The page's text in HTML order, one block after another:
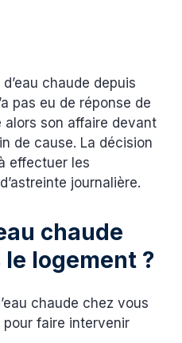
chaude depuis
pas eu de réponse de
alors son affaire devant
de cause. La décision
effectuer les
journalière.
chaude
logement ?
chaude chez vous
faire intervenir